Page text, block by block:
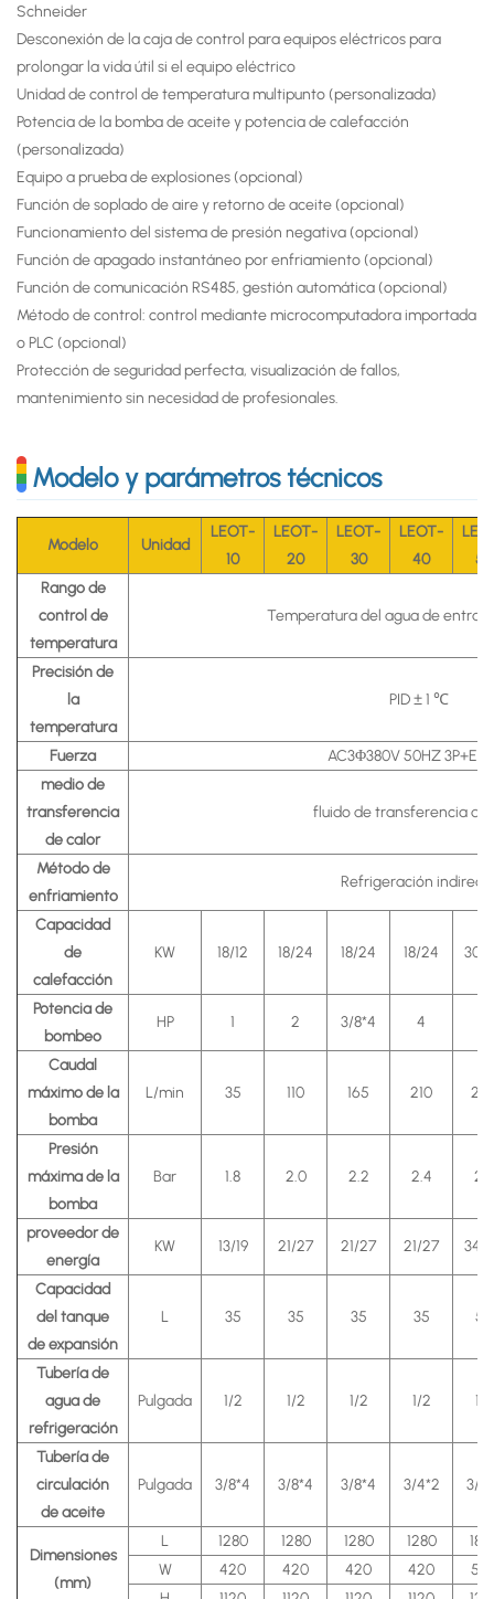
Schneider
Desconexión de la caja de control para equipos eléctricos para
prolongar la vida útil si el equipo eléctrico
Unidad de control de temperatura multipunto (personalizada)
Potencia de la bomba de aceite y potencia de calefacción
(personalizada)
Equipo a prueba de explosiones (opcional)
Función de soplado de aire y retorno de aceite (opcional)
Funcionamiento del sistema de presión negativa (opcional)
Función de apagado instantáneo por enfriamiento (opcional)
Función de comunicación RS485, gestión automática (opcional)
Método de control: control mediante microcomputadora importada
o PLC (opcional)
Protección de seguridad perfecta, visualización de fallos,
mantenimiento sin necesidad de profesionales.
Modelo y parámetros técnicos
Modelo Unidad
LEOT-
10
LEOT-
20
LEOT-
30
LEOT-
40
50
Rango de
control de
temperatura
Temperatura del agua de
Precisión de
la
temperatura
PID ± 1 ℃
Fuerza
AC3Φ380V 50HZ
medio de
transferencia
de calor
fluido de transferencia de
Método de
enfriamiento
Refrigeración
Capacidad
de
calefacción
KW 18/12 18/24 18/24 18/24 30/
Potencia de
bombeo
HP 1 2 3/8*4 4
Caudal
máximo de la
bomba
L/min 35 110 165 210
Presión
máxima de la
bomba
Bar 1.8 2.0 2.2 2.4 2.6
proveedor de
energía
KW 13/19 21/27 21/27 21/27 34/
Capacidad
del tanque
de expansión
L 35 35 35 35 55
Tubería de
agua de
refrigeración
Pulgada 1/2 1/2 1/2 1/2 1/2
Tubería de
circulación
de aceite
Pulgada 3/8*4 3/8*4 3/8*4 3/4*2 3/
Dimensiones
(mm)
L 1280 1280 1280 1280
W
420 420 420 420